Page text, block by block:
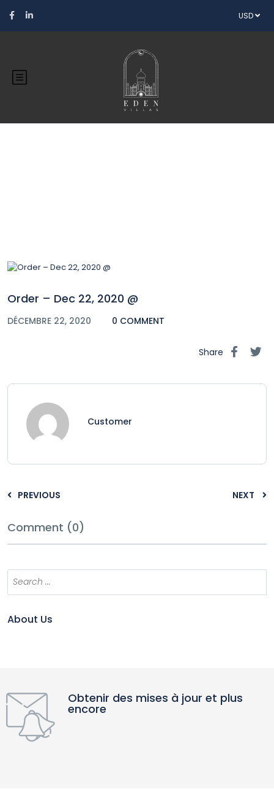
USD
Order – Dec 22, 2020 @
DÉCEMBRE 22, 2020 0 COMMENT
Share
Customer
PREVIOUS NEXT
Comment (0)
About Us
Obtenir des mises à jour et plus
encore